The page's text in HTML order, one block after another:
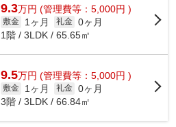
9.3万円 (管理費等：5,000円 )
敷金 1ヶ月 礼金 0ヶ月
1階 / 3LDK / 65.65㎡
9.5万円 (管理費等：5,000円 )
敷金 1ヶ月 礼金 0ヶ月
3階 / 3LDK / 66.84㎡